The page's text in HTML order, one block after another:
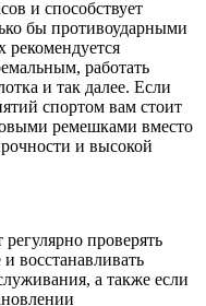
и способствует
бы противоударными
работать
и так далее. Если
спортом вам стоит
ремешками вместо
и высокой
проверять
восстанавливать
а также если